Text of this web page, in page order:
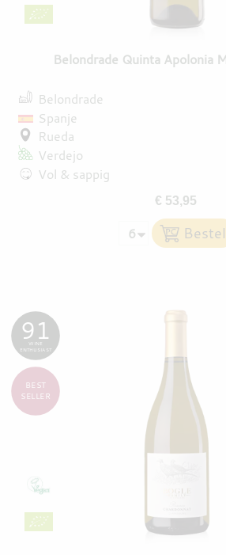
Belondrade Quinta Apolonia
Belondrade
Spanje
Rueda
Verdejo
Vol & sappig
€ 53,95
91
WINE
ENTHUSIAST
BEST
SELLER